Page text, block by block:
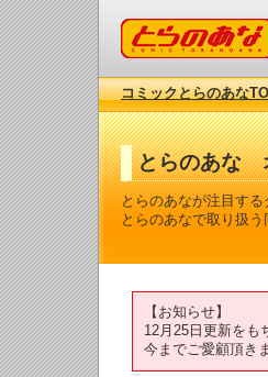
コミックとらのあな
コミックとらのあな
とらのあな
とらのあなが注目す
とらのあなで取り扱
【お知らせ】
12月25日更新をも
今までご愛顧頂き